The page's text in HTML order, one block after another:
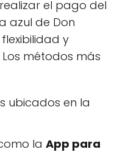
el pago del
azul de Don
y
métodos más
ubicados en la
la App para